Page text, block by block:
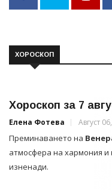
ХОРОСКОП
Хороскоп за 7
Елена Фотева Август
Преминаването на
атмосфера на хармония
изненади.